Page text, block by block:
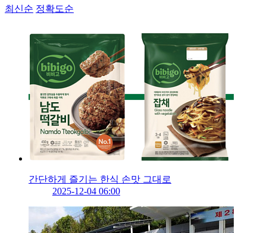
최신순 정확도순
간단하게 즐기는 한식 손맛 그대로
2025-12-04 06:00